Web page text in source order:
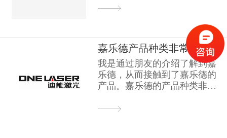
嘉乐德产品种类非常丰富
我是通过朋友的介绍了解到嘉
乐德，从而接触到了嘉乐德的
产品。嘉乐德的产品种类非常